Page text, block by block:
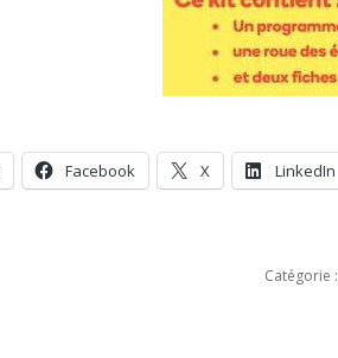
Facebook X LinkedIn
Catégorie :